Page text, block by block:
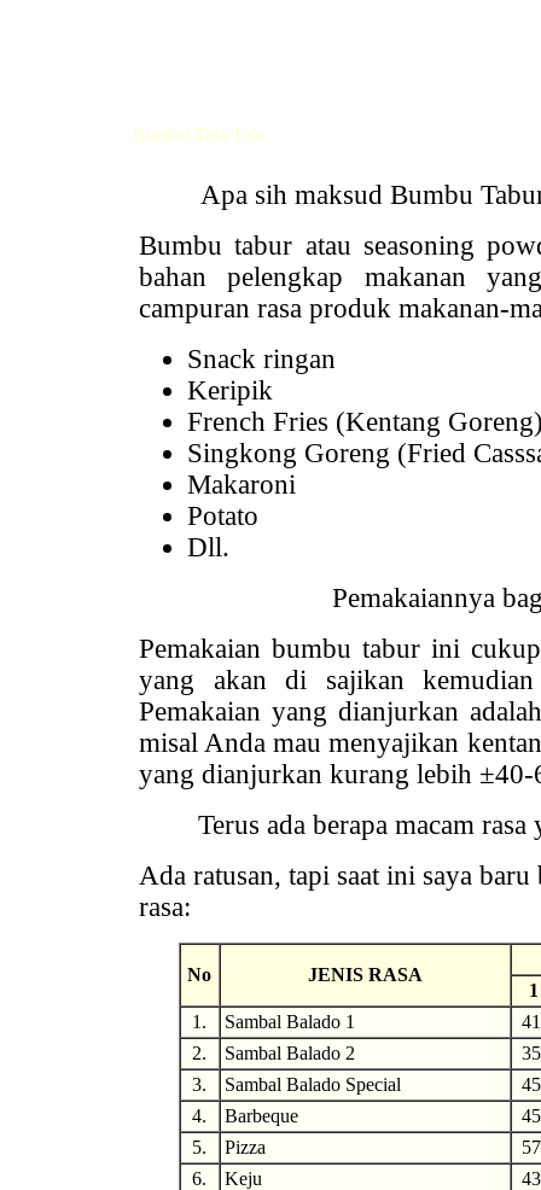
Bumbu Tela Tela
Apa sih maksud Bumbu
Bumbu tabur atau seasoning
bahan pelengkap makanan
campuran rasa produk makanan-
Snack ringan
Keripik
French Fries (Kentang
Singkong Goreng (Fried
Makaroni
Potato
Dll.
Pemakaiannya
Pemakaian bumbu tabur ini
yang akan di sajikan
Pemakaian yang dianjurkan
misal Anda mau menyajikan
yang dianjurkan kurang lebih ±40-
Terus ada berapa macam rasa
Ada ratusan, tapi saat ini saya
rasa:
No JENIS RASA
1.
Sambal Balado 1
2.
Sambal Balado 2
3.
Sambal Balado Special
4.
Barbeque
5.
Pizza
6.
Keju